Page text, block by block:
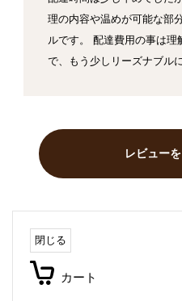
理の内容や温めが可能な部
ルです。 配達費用の事は理
で、もう少しリーズナブル
レビュー
閉じる
カート